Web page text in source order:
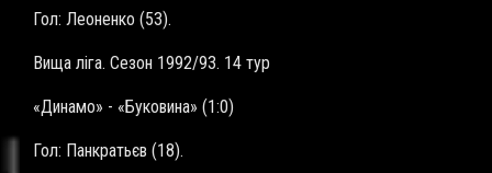
Гол: Леоненко (53).
Вища ліга. Сезон 1992/93. 14 тур
«Динамо» - «Буковина» (1:0)
Гол: Панкратьєв (18).